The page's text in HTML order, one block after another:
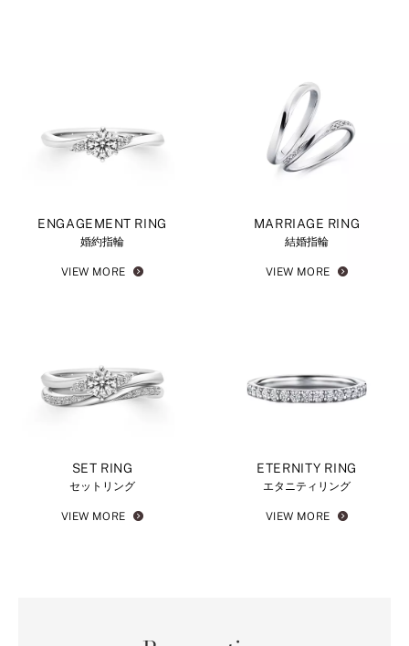
ENGAGEMENT RING
婚約指輪
VIEW MORE
MARRIAGE RING
結婚指輪
VIEW MORE
SET RING
セットリング
VIEW MORE
ETERNITY RING
エタニティリング
VIEW MORE